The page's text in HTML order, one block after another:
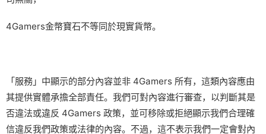
4Gamers金幣寶石不等同於現實貨幣。
「服務」中顯示的部分內容並非 4Gamers 所有，這類內容應由
其提供實體承擔全部責任。我們可對內容進行審查，以判斷其是
否違法或違反 4Gamers 政策，並可移除或拒絕顯示我們合理確
信違反我們政策或法律的內容。不過，這不表示我們一定會對內